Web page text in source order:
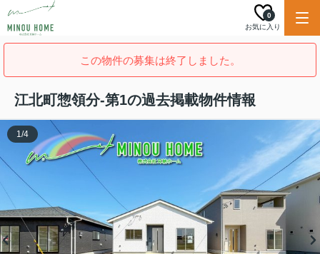
お気に入り
0
この物件の募集は終了しました。
江北町惣領分-第1の過去掲載物件情報
1/4